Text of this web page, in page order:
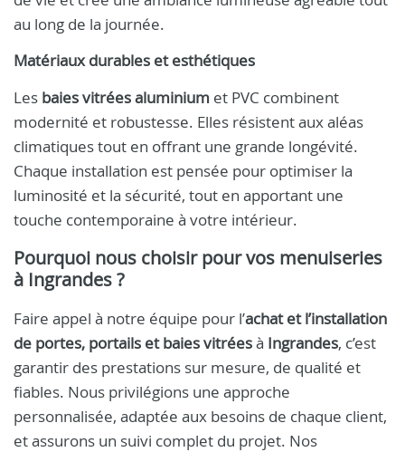
au long de la journée.
Matériaux durables et esthétiques
Les baies vitrées aluminium et PVC combinent
modernité et robustesse. Elles résistent aux aléas
climatiques tout en offrant une grande longévité.
Chaque installation est pensée pour optimiser la
luminosité et la sécurité, tout en apportant une
touche contemporaine à votre intérieur.
Pourquoi nous choisir pour vos menuiseries
à Ingrandes ?
Faire appel à notre équipe pour l’achat et l’installation
de portes, portails et baies vitréesà Ingrandes, c’est
garantir des prestations sur mesure, de qualité et
fiables. Nous privilégions une approche
personnalisée, adaptée aux besoins de chaque client,
et assurons un suivi complet du projet. Nos